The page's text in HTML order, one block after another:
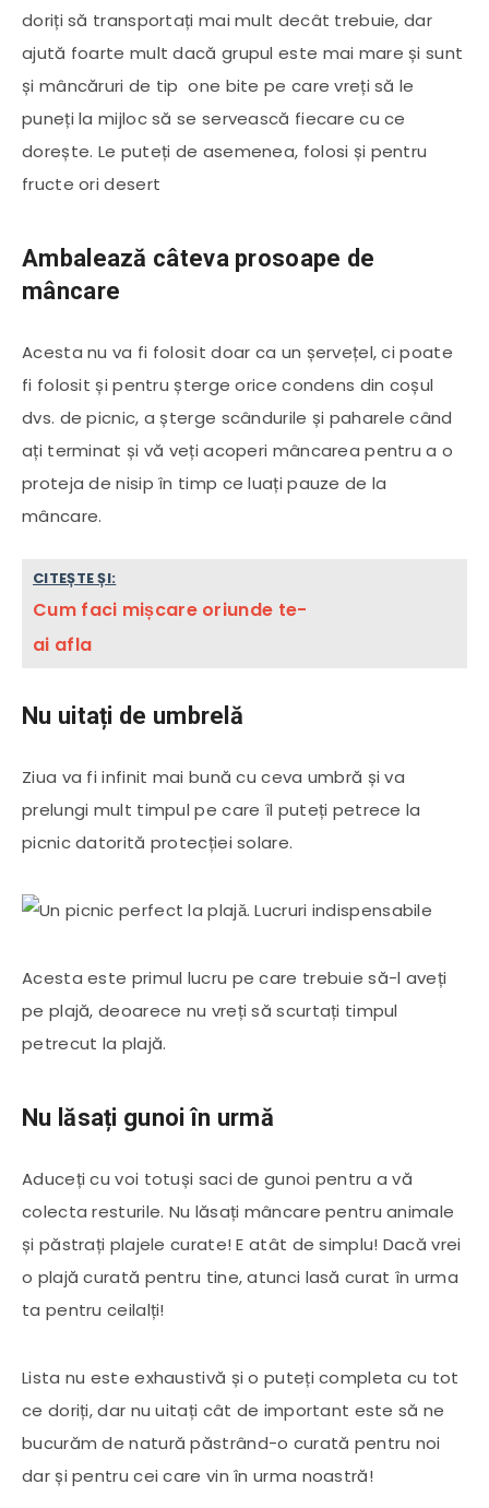
doriți să transportați mai mult decât trebuie, dar
ajută foarte mult dacă grupul este mai mare și sunt
și mâncăruri de tip one bite pe care vreți să le
puneți la mijloc să se servească fiecare cu ce
dorește. Le puteți de asemenea, folosi și pentru
fructe ori desert
Ambalează câteva prosoape de
mâncare
Acesta nu va fi folosit doar ca un șervețel, ci poate
fi folosit și pentru șterge orice condens din coșul
dvs. de picnic, a șterge scândurile și paharele când
ați terminat și vă veți acoperi mâncarea pentru a o
proteja de nisip în timp ce luați pauze de la
mâncare.
CITEȘTE ȘI:
Cum faci mișcare oriunde te-
ai afla
Nu uitați de umbrelă
Ziua va fi infinit mai bună cu ceva umbră și va
prelungi mult timpul pe care îl puteți petrece la
picnic datorită protecției solare.
Acesta este primul lucru pe care trebuie să-l aveți
pe plajă, deoarece nu vreți să scurtați timpul
petrecut la plajă.
Nu lăsați gunoi în urmă
Aduceți cu voi totuși saci de gunoi pentru a vă
colecta resturile. Nu lăsați mâncare pentru animale
și păstrați plajele curate! E atât de simplu! Dacă vrei
o plajă curată pentru tine, atunci lasă curat în urma
ta pentru ceilalți!
Lista nu este exhaustivă și o puteți completa cu tot
ce doriți, dar nu uitați cât de important este să ne
bucurăm de natură păstrând-o curată pentru noi
dar și pentru cei care vin în urma noastră!